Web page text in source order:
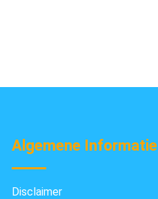
Algemene Informatie
Disclaimer